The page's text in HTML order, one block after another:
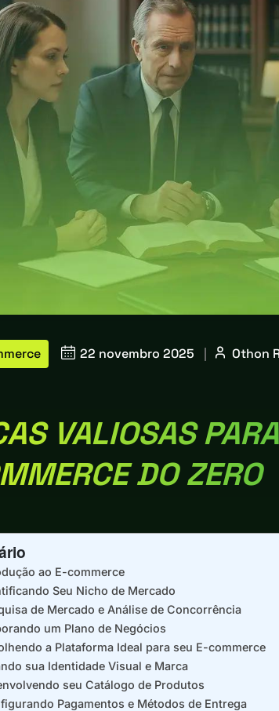
22 novembro 2025 | Othon
VALIOSAS
DO ZERO
ao E-commerce
Seu Nicho de Mercado
de Mercado e Análise de Concorrência
um Plano de Negócios
a Plataforma Ideal para seu E-commerce
sua Identidade Visual e Marca
seu Catálogo de Produtos
Pagamentos e Métodos de Entrega